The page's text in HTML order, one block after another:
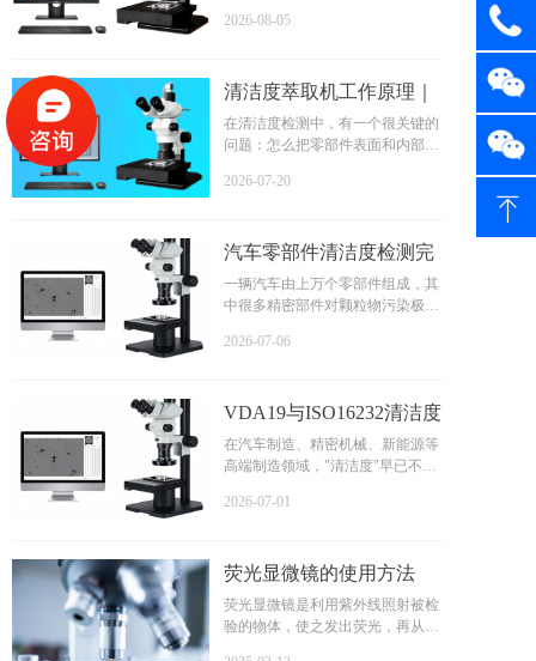
件质检的核心核心设备体系。设备
准检测其表面及内部残留的金属碎
屑、粉尘、油污、纤维、氧化微粒
等各类污染物。
2026-08-05
清洁度萃取机工作原理｜
VDA19 ISO16232 零部件
颗粒萃取检测解析
在清洁度检测中，有一个很关键的
问题：怎么把零部件表面和内部的
直接用显微镜看零件表面？不行，
到。
所以，清洁度检测的第一步，也是
最关键的一步，就是颗粒提取——
把零件上的颗粒污染物转移到滤膜
上，然后才能进行显微镜观察和计
2026-07-20
汽车零部件清洁度检测完
整指南（2026版）
一辆汽车由上万个零部件组成，其
中很多精密部件对颗粒物污染极其
乎看不见的10μm金属颗粒，就可能
堵塞汽车发动机的喷油嘴。
2026-07-06
VDA19与ISO16232清洁度
检测两大标准深度对比 -
上海点应光学
在汽车制造、精密机械、新能源等
高端制造领域，"清洁度"早已不是
接关系到产品可靠性、安全性和使
的汽车零部件早期失效，都与颗粒
物污染直接相关。
2026-07-01
荧光显微镜的使用方法
荧光显微镜是利用紫外线照射被检
验的物体，使之发出荧光，再从显
ꁸ